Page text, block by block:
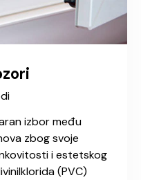
izbor među
zbog svoje
i estetskog
(PVC)